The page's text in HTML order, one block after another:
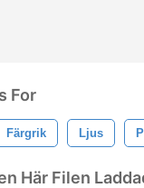
For
Färgrik Ljus
Här Filen